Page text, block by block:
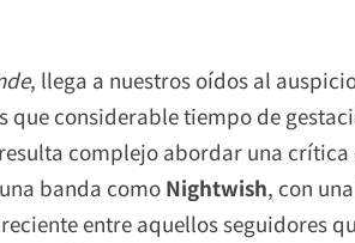
, llega a nuestros oídos al
que considerable tiempo de
complejo abordar una
banda como Nightwish, con
entre aquellos seguidores